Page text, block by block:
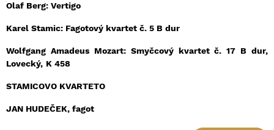
Olaf Berg: Vertigo
Karel Stamic: Fagotový kvartet č. 5 B dur
Wolfgang Amadeus Mozart: Smyčcový kvartet č. 17 B dur,
Lovecký, K 458
STAMICOVO KVARTETO
JAN HUDEČEK, fagot